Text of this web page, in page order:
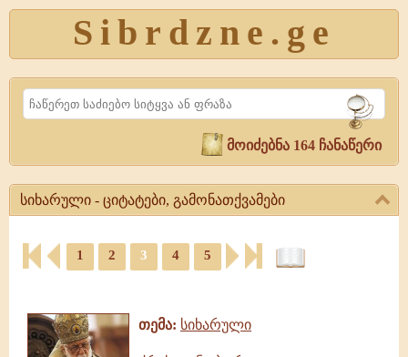
Sibrdzne.ge
Search
მოიძებნა 164 ჩანაწერი
სიხარული - ციტატები, გამონათქვამები
ციტატები,
გამონათქვამები,
ციტატები
გამონათქვამები
1 2 3 4 5
თემა: სიხარული